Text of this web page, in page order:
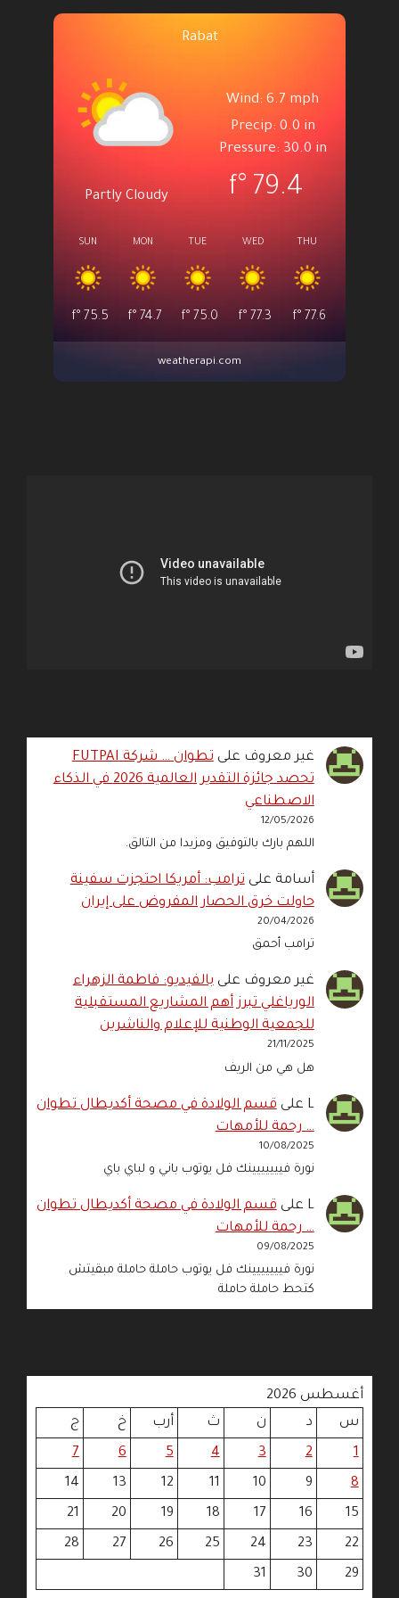
Rabat
Partly Cloudy
Wind: 6.7 mph
Precip: 0.0 in
Pressure: 30.0 in
79.4
°f
SUN
75.5
°f
MON
74.7
°f
TUE
75.0
°f
WED
77.3
°f
THU
77.6
°f
weatherapi.com
غير معروف على
تطوان … شركة FUTPAI
تحصد جائزة التقدير العالمية 2026 في الذكاء
الاصطناعي
12/05/2026
اللهم بارك بالتوفيق ومزيدا من التالق.
أسامة علىترامب: أمريكا احتجزت سفينة
حاولت خرق الحصار المفروض على إيران
20/04/2026
ترامب أحمق
غير معروف علىبالفيديو: فاطمة الزهراء
الورياغلي تبرز أهم المشاريع المستقبلية
للجمعية الوطنية للإعلام والناشرين
21/11/2025
هل هي من الريف
L علىقسم الولادة في مصحة أكديطال تطوان
… رحمة للأمهات
10/08/2025
نورة فييييييينك فل يوتوب باني و لباي باي
L علىقسم الولادة في مصحة أكديطال تطوان
… رحمة للأمهات
09/08/2025
نورة فييييييينك فل يوتوب حاملة حاملة مبقيتش
كتحط حاملة حاملة
أغسطس 2026
س
د ن ث أرب خ
ج
1
2
3
4
5
6
7
8
9
10
11
12
13
14
15
16
17
18
19
20
21
22
23
24
25
26
27
28
29
30
31